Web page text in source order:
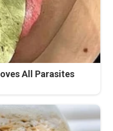
All Parasites